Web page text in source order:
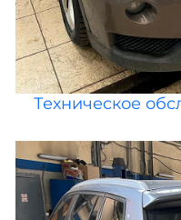
Техническое